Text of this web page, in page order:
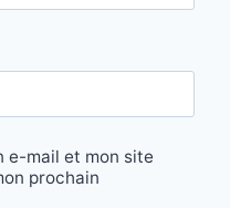
e-mail et mon site
prochain